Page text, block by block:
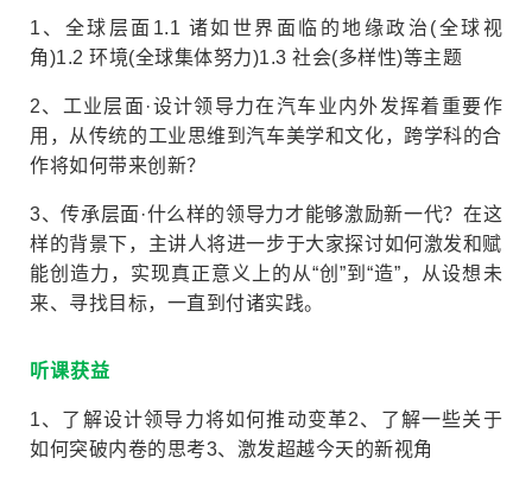
1、全球层面 1.1 诸如世界面临的地缘政治(全球视
角)1.2 环境(全球集体努力)1.3 社会(多样性)等主题
2、工业层面 ·设计领导力在汽车业内外发挥着重要作
用，从传统的工业思维到汽车美学和文化，跨学科的合
作将如何带来创新？
3、传承层面 ·什么样的领导力才能够激励新一代？ 在这
样的背景下，主讲人将进一步于大家探讨如何激发和赋
能创造力，实现真正意义上的从“创”到“造”，从设想未
来、寻找目标，一直到付诸实践。
听课获益
1、了解设计领导力将如何推动变革2、了解一些关于
如何突破内卷的思考3、激发超越今天的新视角